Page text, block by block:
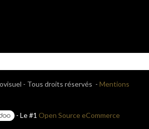
- Tous droits réservés - Mentions
- Le #1 Open Source eCommerce